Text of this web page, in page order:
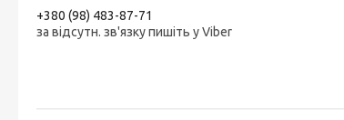
+380 (98) 483-87-71
за відсутн. зв'язку пишіть у Viber